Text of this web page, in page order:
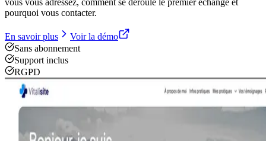
pourquoi vous contacter.
En savoir plus
Voir la démo
Sans abonnement
Support inclus
RGPD